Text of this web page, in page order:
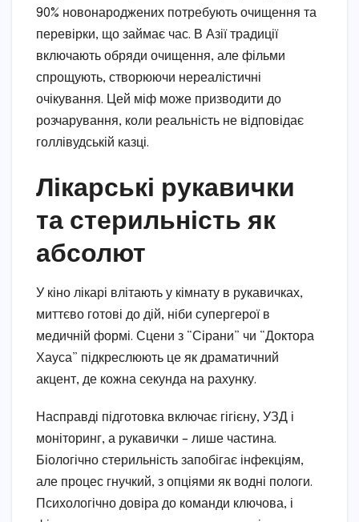
90% новонароджених потребують очищення та
перевірки, що займає час. В Азії традиції
включають обряди очищення, але фільми
спрощують, створюючи нереалістичні
очікування. Цей міф може призводити до
розчарування, коли реальність не відповідає
голлівудській казці.
Лікарські рукавички
та стерильність як
абсолют
У кіно лікарі влітають у кімнату в рукавичках,
миттєво готові до дій, ніби супергерої в
медичній формі. Сцени з “Сірани” чи “Доктора
Хауса” підкреслюють це як драматичний
акцент, де кожна секунда на рахунку.
Насправді підготовка включає гігієну, УЗД і
моніторинг, а рукавички – лише частина.
Біологічно стерильність запобігає інфекціям,
але процес гнучкий, з опціями як водні пологи.
Психологічно довіра до команди ключова, і